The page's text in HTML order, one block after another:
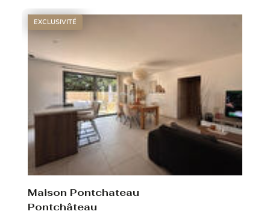
EXCLUSIVITÉ
Maison Pontchateau
Pontchâteau